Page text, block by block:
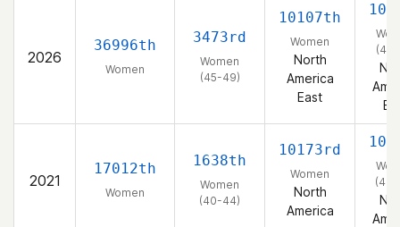
2026
36996th
Women
3473rd
Women
(45-49)
10107th
Women
North
America
East
2021
17012th
Women
1638th
Women
(40-44)
10173rd
Women
North
America